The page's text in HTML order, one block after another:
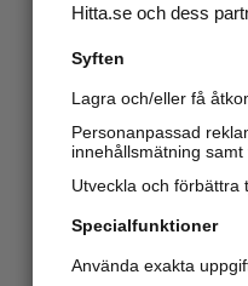
Hitta.se och dess
Syften
Lagra och/eller få
Personanpassad
innehållsmätning
Utveckla och förbättra
Specialfunktioner
Använda exakta